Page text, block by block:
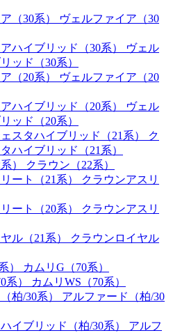
ヴェルファイア（30
ヴェル
ッド（30系）
ヴェルファイア（20
ヴェル
ッド（20系）
ク
ハイブリッド（21系）
クラウン（22系）
クラウンアスリ
クラウンアスリ
クラウンロイヤル
カムリG（70系）
カムリWS（70系）
アルファード（柏/30
アルフ